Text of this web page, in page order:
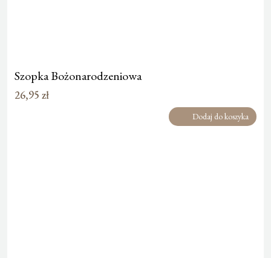
Szopka Bożonarodzeniowa
26,95 zł
Dodaj do koszyka